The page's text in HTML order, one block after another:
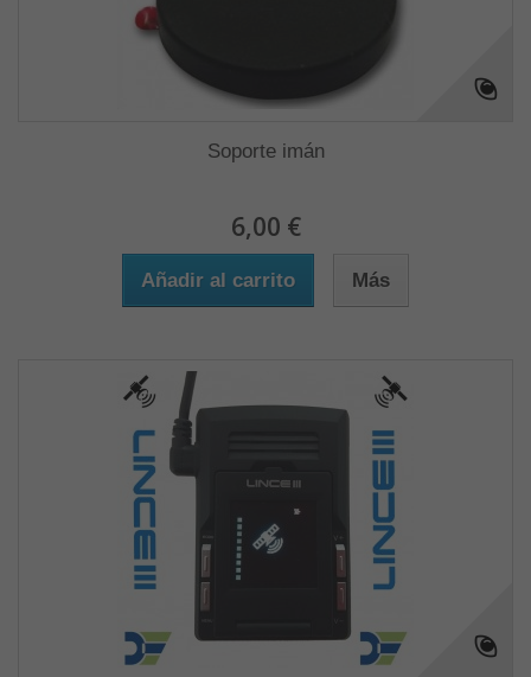
Soporte imán
6,00 €
Añadir al carrito Más